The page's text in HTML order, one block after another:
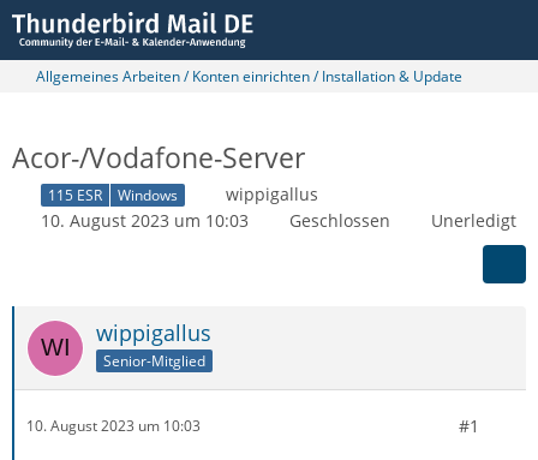
Allgemeines Arbeiten / Konten einrichten / Installation & Update
Acor-/Vodafone-Server
115 ESR Windows
wippigallus
10. August 2023 um 10:03
Geschlossen Unerledigt
wippigallus
Senior-Mitglied
10. August 2023 um 10:03 #1